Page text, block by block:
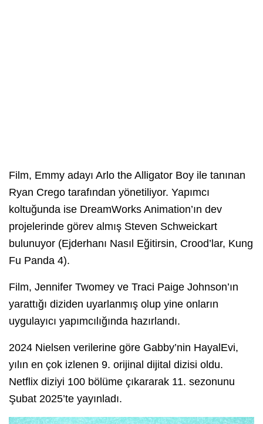
Film, Emmy adayı Arlo the Alligator Boy ile tanınan
Ryan Crego tarafından yönetiliyor. Yapımcı
koltuğunda ise DreamWorks Animation’ın dev
projelerinde görev almış Steven Schweickart
bulunuyor (Ejderhanı Nasıl Eğitirsin, Crood’lar, Kung
Fu Panda 4).
Film, Jennifer Twomey ve Traci Paige Johnson’ın
yarattığı diziden uyarlanmış olup yine onların
uygulayıcı yapımcılığında hazırlandı.
2024 Nielsen verilerine göre Gabby’nin HayalEvi,
yılın en çok izlenen 9. orijinal dijital dizisi oldu.
Netflix diziyi 100 bölüme çıkararak 11. sezonunu
Şubat 2025’te yayınladı.